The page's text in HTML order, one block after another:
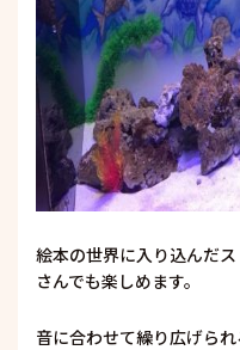
絵本の世界に入り込んだ
さんでも楽しめます。
音に合わせて繰り広げら